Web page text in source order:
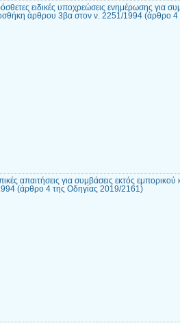
ειδικές υποχρεώσεις ενημέρωσης για
άρθρου 3βα στον ν. 2251/1994 (άρθρο 4
απαιτήσεις για συμβάσεις εκτός
(άρθρο 4 της Οδηγίας 2019/2161)